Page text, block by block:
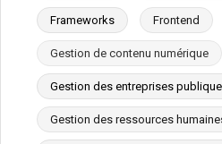
Frameworks Frontend
Gestion de contenu numérique
Gestion des entreprises
Gestion des ressources